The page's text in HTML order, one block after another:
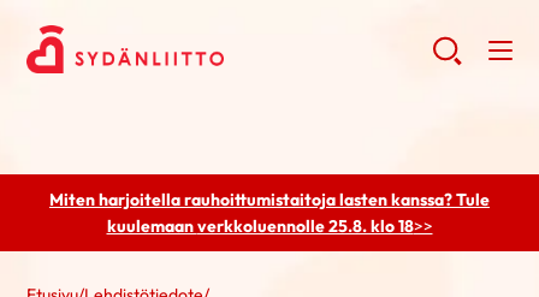
Miten harjoitella rauhoittumistaitoja lasten kanssa? Tule
kuulemaanverkkoluennolle 25.8. klo 18>>